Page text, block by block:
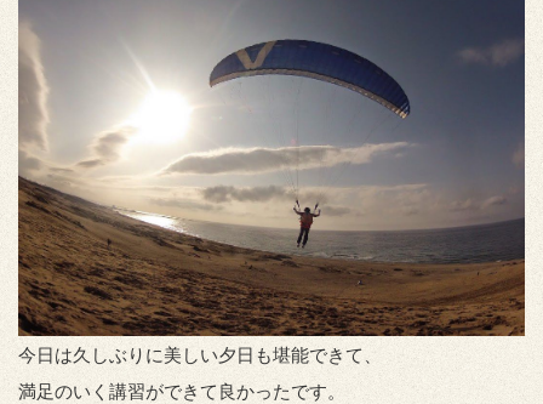
今日は久しぶりに美しい夕日も堪能できて、
満足のいく講習ができて良かったです。